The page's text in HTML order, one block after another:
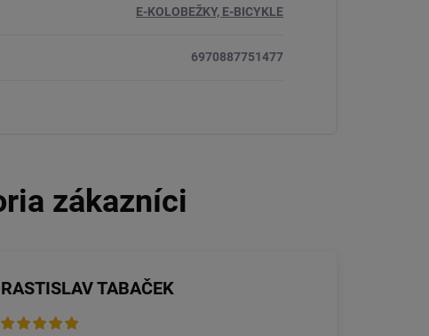
E-KOLOBEŽKY, E-BICYKLE
6970887751477
RASTISLAV TABAČEK